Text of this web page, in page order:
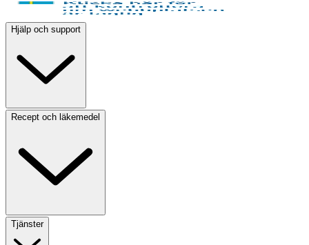
Hjälp och support
Recept och läkemedel
Tjänster